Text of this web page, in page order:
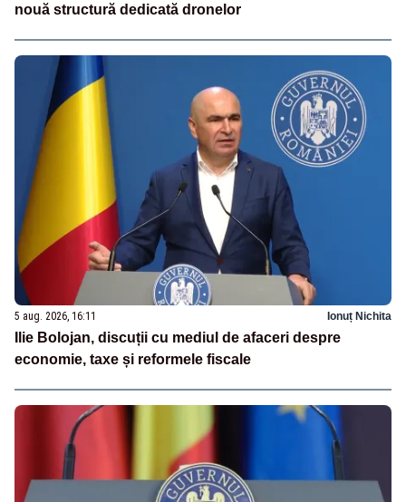
nouă structură dedicată dronelor
5 aug. 2026, 16:11 Ionuț Nichita
Ilie Bolojan, discuții cu mediul de afaceri despre
economie, taxe și reformele fiscale